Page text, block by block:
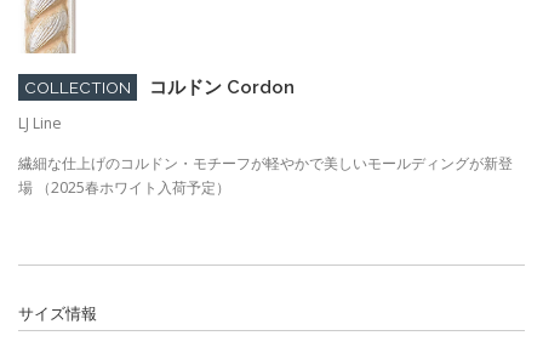
COLLECTION
コルドン Cordon
LJ Line
繊細な仕上げのコルドン・モチーフが軽やかで美しいモールディングが新登
場 （2025春ホワイト入荷予定）
サイズ情報